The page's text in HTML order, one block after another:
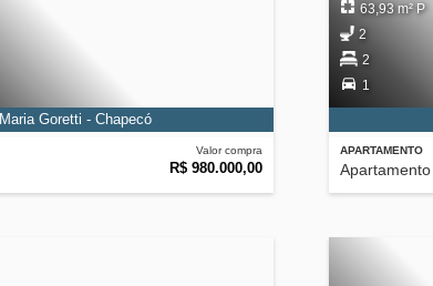
Valor compra
R$ 980.000,00
Maria Goretti - Chapecó
APARTAMENTO
Apartamento
63,93 m² P
2
2
1